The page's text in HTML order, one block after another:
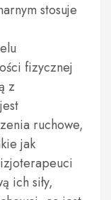
stosuje
fizycznej
z
ruchowe,
jak
ich siły,